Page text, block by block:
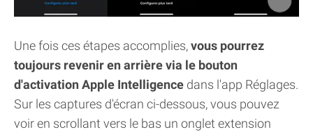
Une fois ces étapes accomplies,vous pourrez
toujours revenir en arrière via le bouton
d'activation Apple Intelligence dans l'app Réglages.
Sur les captures d'écran ci-dessous, vous pouvez
voir en scrollant vers le bas un onglet extension